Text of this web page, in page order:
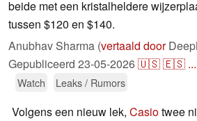
beide met een kristalheldere
tussen $120 en $140.
Anubhav Sharma (vertaald door
Gepubliceerd 23-05-2026🇺🇸🇪🇸 ...
Watch Leaks / Rumors
Volgens een nieuw lek, Casiotwee